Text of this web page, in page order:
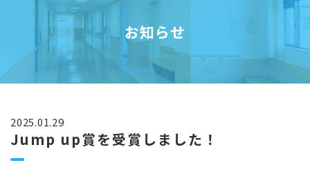
お知らせ
2025.01.29
Jump up賞を受賞しました！